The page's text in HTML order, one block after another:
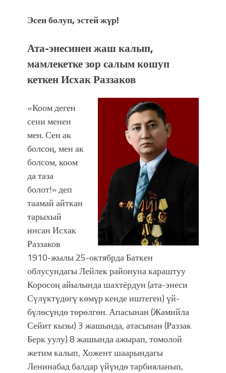
Эсен болуп, эстей жүр!
Ата-энесинен жаш калып,
мамлекетке зор салым кошуп
кеткен Исхак Раззаков
«Коом деген
сени менен
мен. Сен ак
болсоң, мен ак
болсом, коом
да таза
болот!» деп
таамай айткан
тарыхый
инсан Исхак
Раззаков
1910-жылы 25-октябрда Баткен
облусундагы Лейлек районуна караштуу
Коросоң айылында шахтёрдун (ата-энеси
Сүлүктүдөгү көмүр кенде иштеген) үй-
бүлөсүндө төрөлгөн. Апасынан (Жамийла
Сейит кызы) 3 жашында, атасынан (Раззак
Берк уулу) 8 жашында ажырап, томолой
жетим калып, Хожент шаарындагы
Ленинабад балдар үйүндө тарбияланып,